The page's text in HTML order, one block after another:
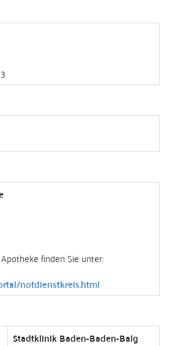
finden Sie unter:
notdienstkreis.html
Stadtklinik Baden-Baden-Balg